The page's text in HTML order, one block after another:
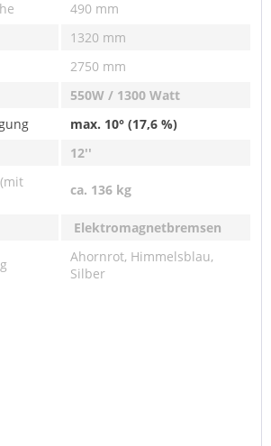
490 mm
1320 mm
2750 mm
550W / 1300 Watt
max. 10° (17,6 %)
12''
ca. 136 kg
Elektromagnetbremsen
Ahornrot, Himmelsblau,
Silber